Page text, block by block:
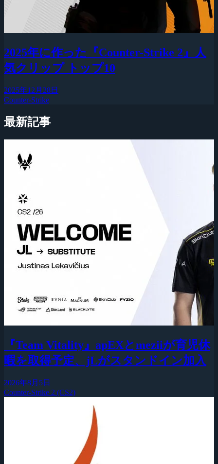
2025年に作った『Counter-Strike 2』人
気クリップ トップ10
2025年12月28日
Counter-Strike
最新記事
『Team Vitality』apEXとmeziiが育児休
暇を取得予定、jLがスタンドイン加入
2026年8月5日
Counter-Strike 2 (CS2)